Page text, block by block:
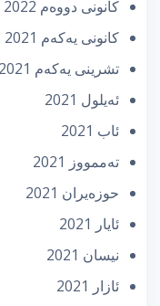
كانونی دووه‌م 2022
كانونی یه‌كه‌م 2021
تشرینی یه‌كه‌م 2021
ئه‌یلول 2021
ئاب 2021
تەممووز 2021
حوزه‌یران 2021
ئایار 2021
نیسان 2021
ئازار 2021